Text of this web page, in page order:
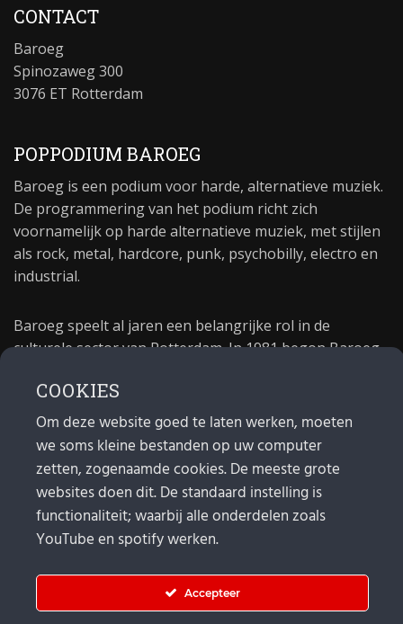
CONTACT
Baroeg
Spinozaweg 300
3076 ET Rotterdam
POPPODIUM BAROEG
Baroeg is een podium voor harde, alternatieve muziek.
De programmering van het podium richt zich
voornamelijk op harde alternatieve muziek, met stijlen
als rock, metal, hardcore, punk, psychobilly, electro en
industrial.
Baroeg speelt al jaren een belangrijke rol in de
culturele sector van Rotterdam. In 1981 begon Baroeg
poppodium 40 jaar.
MAIL
Algemeen: info@baroeg.nl
Bands & boeking: leon@baroeg.nl
Promotie & publiciteit: francis@baroeg.nl
Facturatie: invoice@baroeg.nl
COOKIES
Om deze website goed te laten werken, moeten
we soms kleine bestanden op uw computer
zetten, zogenaamde cookies. De meeste grote
websites doen dit. De standaard instelling is
functionaliteit; waarbij alle onderdelen zoals
YouTube en spotify werken.
Accepteer